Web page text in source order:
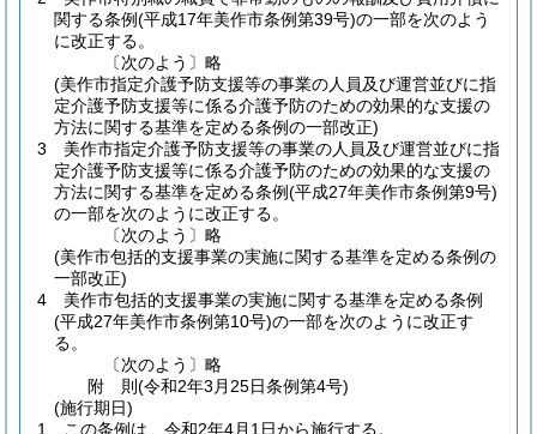
関する条例(平成17年美作市条例第39号)の一部を次のよう
に改正する。
〔次のよう〕略
(美作市指定介護予防支援等の事業の人員及び運営並びに指
定介護予防支援等に係る介護予防のための効果的な支援の
方法に関する基準を定める条例の一部改正)
3
美作市指定介護予防支援等の事業の人員及び運営並びに指
定介護予防支援等に係る介護予防のための効果的な支援の
方法に関する基準を定める条例(平成27年美作市条例第9号)
の一部を次のように改正する。
〔次のよう〕略
(美作市包括的支援事業の実施に関する基準を定める条例の
一部改正)
4
美作市包括的支援事業の実施に関する基準を定める条例
(平成27年美作市条例第10号)の一部を次のように改正す
る。
〔次のよう〕略
附 則(令和2年3月25日条例第4号)
(施行期日)
1
この条例は、令和2年4月1日から施行する。